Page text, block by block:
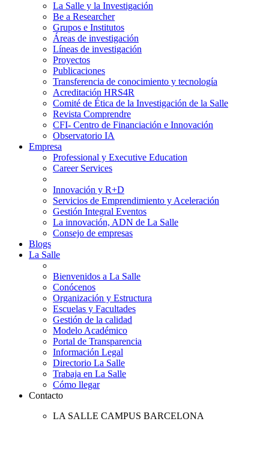
La Salle y la Investigación
Be a Researcher
Grupos e Institutos
Áreas de investigación
Líneas de investigación
Proyectos
Publicaciones
Transferencia de conocimiento y tecnología
Acreditación HRS4R
Comité de Ética de la Investigación de la Salle
Revista Comprendre
CFI- Centro de Financiación e Innovación
Observatorio IA
Empresa
Professional y Executive Education
Career Services
Innovación y R+D
Servicios de Emprendimiento y Aceleración
Gestión Integral Eventos
La innovación, ADN de La Salle
Consejo de empresas
Blogs
La Salle
Bienvenidos a La Salle
Conócenos
Organización y Estructura
Escuelas y Facultades
Gestión de la calidad
Modelo Académico
Portal de Transparencia
Información Legal
Directorio La Salle
Trabaja en La Salle
Cómo llegar
Contacto
LA SALLE CAMPUS BARCELONA